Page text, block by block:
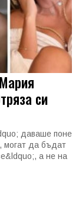
си
даваше поне
могат да бъдат
а не на